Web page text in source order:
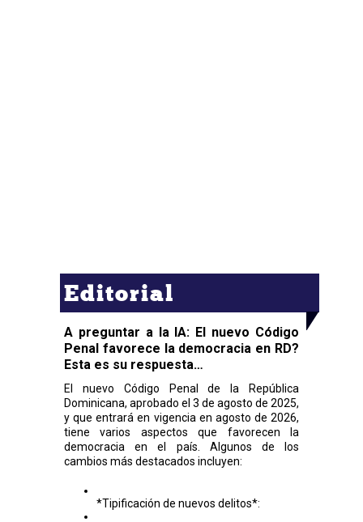
Editorial
A preguntar a la IA: El nuevo Código
Penal favorece la democracia en RD?
Esta es su respuesta…
El nuevo Código Penal de la República
Dominicana, aprobado el 3 de agosto de 2025,
y que entrará en vigencia en agosto de 2026,
tiene varios aspectos que favorecen la
democracia en el país. Algunos de los
cambios más destacados incluyen:
*Tipificación de nuevos delitos*: